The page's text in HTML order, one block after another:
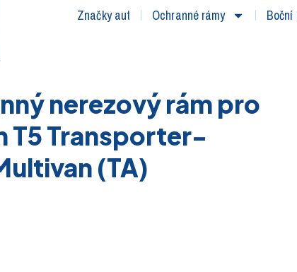
Značky aut Ochranné rámy Boční
nerezový rám pro
T5 Transporter-
(TA)